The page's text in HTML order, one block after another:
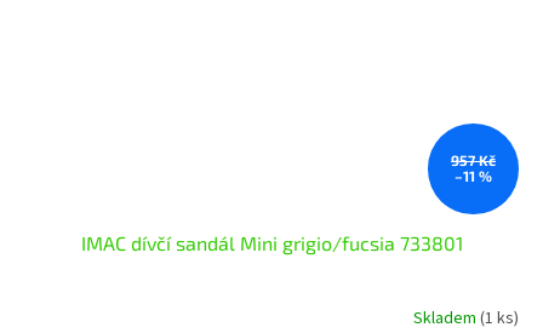
957 Kč
–11 %
IMAC dívčí sandál Mini grigio/fucsia 733801
Skladem (1 ks)